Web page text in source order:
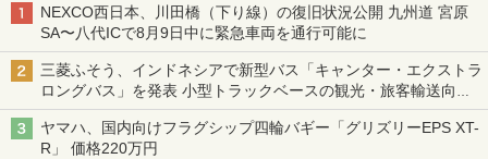
NEXCO西日本、川田橋（下り線）の復旧状況公開 九州道 宮原
SA〜八代ICで8月9日中に緊急車両を通行可能に
三菱ふそう、インドネシアで新型バス「キャンター・エクストラ
ロングバス」を発表 小型トラックベースの観光・旅客輸送向け
バス
ヤマハ、国内向けフラグシップ四輪バギー「グリズリーEPS XT-
R」 価格220万円